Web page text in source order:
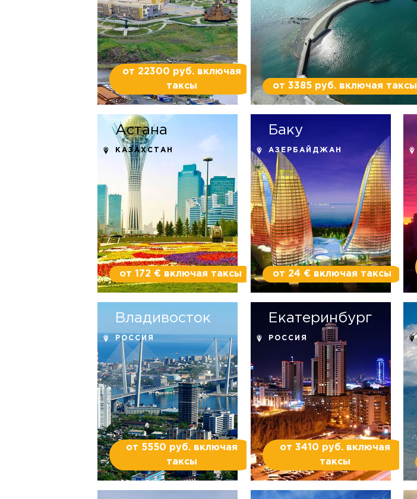
от 22300 руб. включая
таксы
от 3385 руб. включая таксы
Астана
КАЗАХСТАН
от 172 € включая таксы
Баку
АЗЕРБАЙДЖАН
от 24 € включая таксы
Владивосток
РОССИЯ
от 5550 руб. включая
таксы
Екатеринбург
РОССИЯ
от 3410 руб. включая
таксы